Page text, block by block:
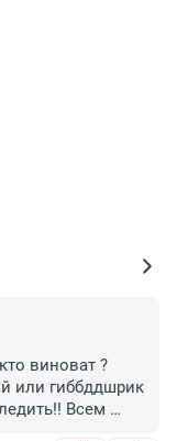
виноват ?
или гиббддшрик
Всем